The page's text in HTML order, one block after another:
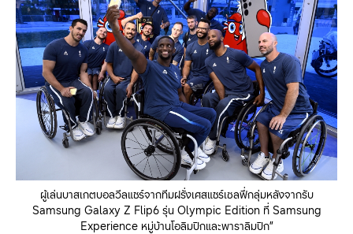
ผู้เล่นบาสเกตบอลวีลแชร์จากทีมฝรั่งเศสแชร์เซลฟี่กลุ่มหลังจากรับ
Samsung Galaxy Z Flip6 รุ่น Olympic Edition ที่ Samsung
Experience หมู่บ้านโอลิมปิกและพาราลิมปิก”